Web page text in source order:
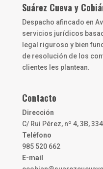
Suárez Cueva y
Despacho afincado en
servicios jurídicos
legal riguroso y bien
de resolución de los
clientes les plantean.
Contacto
Dirección
C/ Rui Pérez, nº 4, 3B,
Teléfono
985 520 662
E-mail